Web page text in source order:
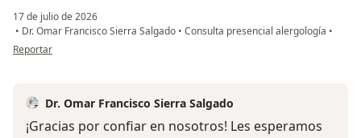
17 de julio de 2026
• Dr. Omar Francisco Sierra Salgado • Consulta presencial alergología •
en opinión del usuario Andrés roballo
Reportar
Dr. Omar Francisco Sierra Salgado
¡Gracias por confiar en nosotros! Les esperamos